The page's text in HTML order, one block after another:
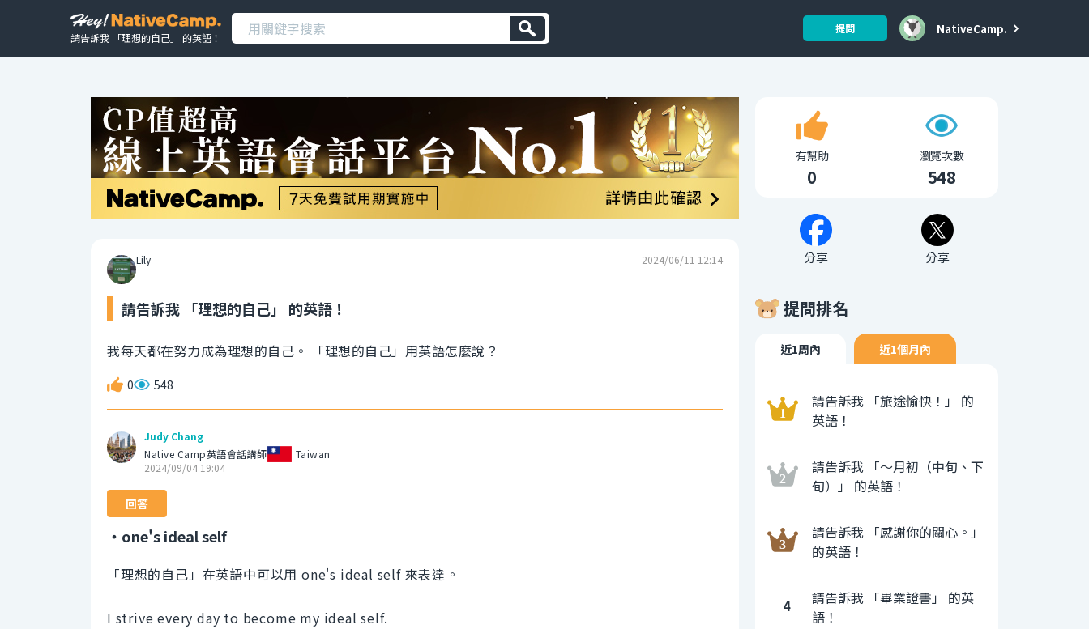
請告訴我 「理想的自己」 的英語！
提問 NativeCamp.
Lily 2024/06/11 12:14
請告訴我 「理想的自己」 的英語！
我每天都在努力成為理想的自己。 「理想的自己」用英語怎麼說？
0 548
Judy Chang
Native Camp英語會話講師
Taiwan
2024/09/04 19:04
回答
・one's ideal self
「理想的自己」在英語中可以用 one's ideal self 來表達。
I strive every day to become my ideal self.
有幫助
0
瀏覽次數
548
分享 分享
提問排名
近1周內 近1個月內
請告訴我 「旅途愉快！」 的
英語！
請告訴我 「〜月初（中旬、下
旬）」 的英語！
請告訴我 「感謝你的關心。」
的英語！
4
請告訴我 「畢業證書」 的英
語！